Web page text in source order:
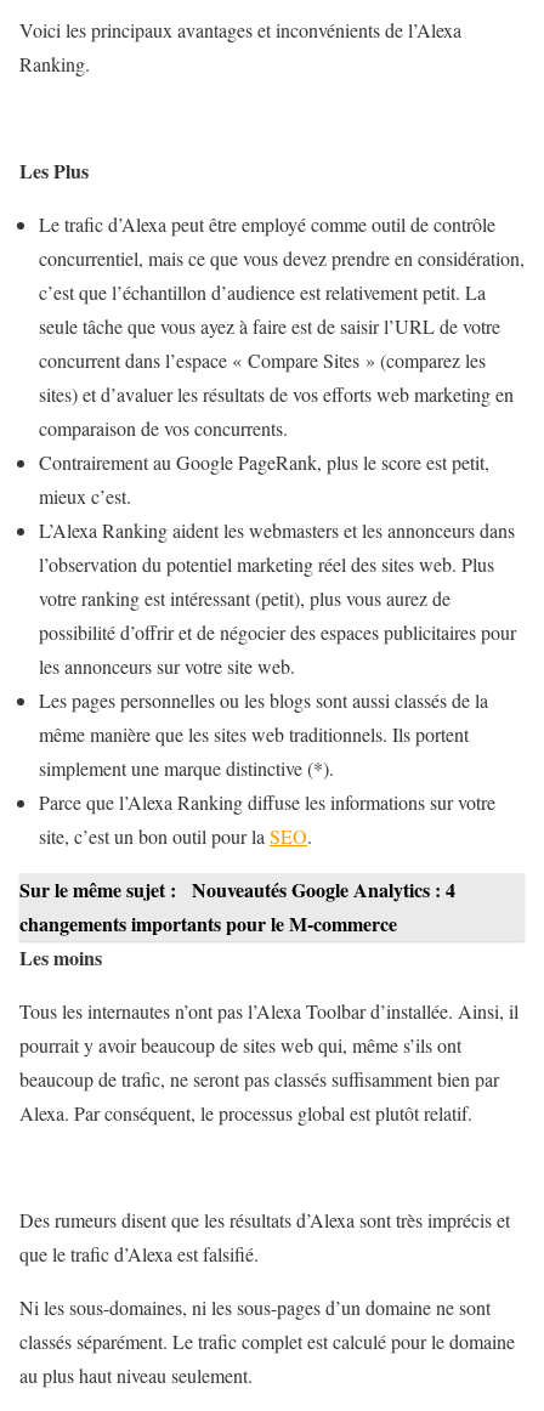
Voici les principaux avantages et inconvénients de l’Alexa
Ranking.
Les Plus
Le trafic d’Alexa peut être employé comme outil de contrôle
concurrentiel, mais ce que vous devez prendre en considération,
c’est que l’échantillon d’audience est relativement petit. La
seule tâche que vous ayez à faire est de saisir l’URL de votre
concurrent dans l’espace « Compare Sites » (comparez les
sites) et d’avaluer les résultats de vos efforts web marketing en
comparaison de vos concurrents.
Contrairement au Google PageRank, plus le score est petit,
mieux c’est.
L’Alexa Ranking aident les webmasters et les annonceurs dans
l’observation du potentiel marketing réel des sites web. Plus
votre ranking est intéressant (petit), plus vous aurez de
possibilité d’offrir et de négocier des espaces publicitaires pour
les annonceurs sur votre site web.
Les pages personnelles ou les blogs sont aussi classés de la
même manière que les sites web traditionnels. Ils portent
simplement une marque distinctive (*).
Parce que l’Alexa Ranking diffuse les informations sur votre
site, c’est un bon outil pour laSEO.
Sur le même sujet :
Nouveautés Google Analytics : 4
changements importants pour le M-commerce
Les moins
Tous les internautes n’ont pas l’Alexa Toolbar d’installée. Ainsi, il
pourrait y avoir beaucoup de sites web qui, même s’ils ont
beaucoup de trafic, ne seront pas classés suffisamment bien par
Alexa. Par conséquent, le processus global est plutôt relatif.
Des rumeurs disent que les résultats d’Alexa sont très imprécis et
que le trafic d’Alexa est falsifié.
Ni les sous-domaines, ni les sous-pages d’un domaine ne sont
classés séparément. Le trafic complet est calculé pour le domaine
au plus haut niveau seulement.